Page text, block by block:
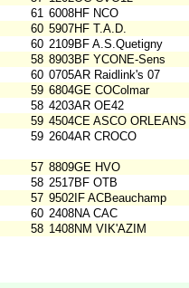
61 6008HF NCO
60 5907HF T.A.D.
60 2109BF A.S.Quetigny
58 8903BF YCONE-Sens
60 0705AR Raidlink's 07
59 6804GE COColmar
58 4203AR OE42
59 4504CE ASCO ORLEANS
59 2604AR CROCO
57 8809GE HVO
58 2517BF OTB
57 9502IF ACBeauchamp
60 2408NA CAC
58 1408NM VIK'AZIM